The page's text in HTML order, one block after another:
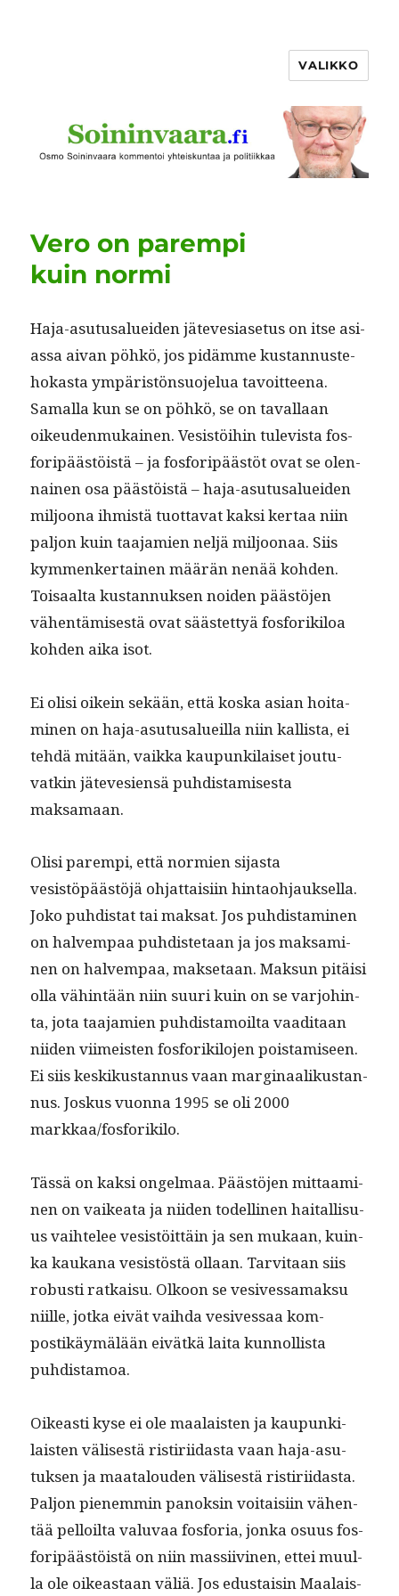
VALIKKO
Vero on parempi
kuin normi
Haja-asu­tusaluei­den jätevesi­ase­tus on itse asi­
as­sa aivan pöhkö, jos pidämme kus­tan­nuste­
hokas­ta ympäristön­suo­jelua tavoit­teena.
Samal­la kun se on pöhkö, se on taval­laan
oikeu­den­mukainen. Vesistöi­hin tule­vista fos­
foripäästöistä – ja fos­foripäästöt ovat se olen­
nainen osa päästöistä – haja-asu­tusaluei­den
miljoona ihmistä tuot­ta­vat kak­si ker­taa niin
paljon kuin taa­jamien neljä miljoon­aa. Siis
kym­menker­tainen määrän nenää kohden.
Toisaal­ta kus­tan­nuk­sen noiden päästö­jen
vähen­tämis­es­tä ovat säästet­tyä fos­forik­iloa
kohden aika isot.
Ei olisi oikein sekään, että kos­ka asian hoit­a­
mi­nen on haja-asu­tusalueil­la niin kallista, ei
tehdä mitään, vaik­ka kaupunki­laiset joutu­
vatkin jätevesien­sä puhdis­tamis­es­ta
maksamaan.
Olisi parem­pi, että normien sijas­ta
vesistöpäästöjä ohjat­taisi­in hin­tao­h­jauk­sel­la.
Joko puhdi­s­tat tai mak­sat. Jos puhdis­t­a­mi­nen
on halvem­paa puhdis­te­taan ja jos mak­sami­
nen on halvem­paa, mak­se­taan. Mak­sun pitäisi
olla vähin­tään niin suuri kuin on se var­jo­hin­
ta, jota taa­jamien puhdis­ta­moil­ta vaa­di­taan
niiden viimeis­ten fos­forik­ilo­jen pois­tamiseen.
Ei siis keskikus­tan­nus vaan mar­gin­aa­likus­tan­
nus. Joskus vuon­na 1995 se oli 2000
markkaa/fosforikilo.
Tässä on kak­si ongel­maa. Päästö­jen mit­taami­
nen on vaikea­ta ja niiden todel­li­nen haitallisu­
us vai­htelee vesistöit­täin ja sen mukaan, kuin­
ka kaukana vesistöstä ollaan. Tarvi­taan siis
robusti ratkaisu. Olkoon se vesives­samak­su
niille, jot­ka eivät vai­h­da vesives­saa kom­
postikäymälään eivätkä lai­ta kun­nol­lista
puhdistamoa.
Oikeasti kyse ei ole maalais­ten ja kaupunki­
lais­ten välis­es­tä ris­tiri­idas­ta vaan haja-asu­
tuk­sen ja maat­alouden välis­es­tä ris­tiri­idas­ta.
Paljon pienem­min panoksin voitaisi­in vähen­
tää pel­loil­ta val­u­vaa fos­fo­ria, jon­ka osu­us fos­
foripäästöistä on niin mas­si­ivi­nen, ettei muul­
la ole oikeas­t­aan väliä. Jos edus­taisin Maalais­